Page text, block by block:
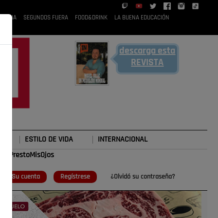
RUBIA SEGUNDOS FUERA FOOD&DRINK LA BUENA EDUCACIÓN
descarga esta
REVISTA
ESTILO DE VIDA INTERNACIONAL
Su cuenta Regístrese ¿Olvidó su contraseña?